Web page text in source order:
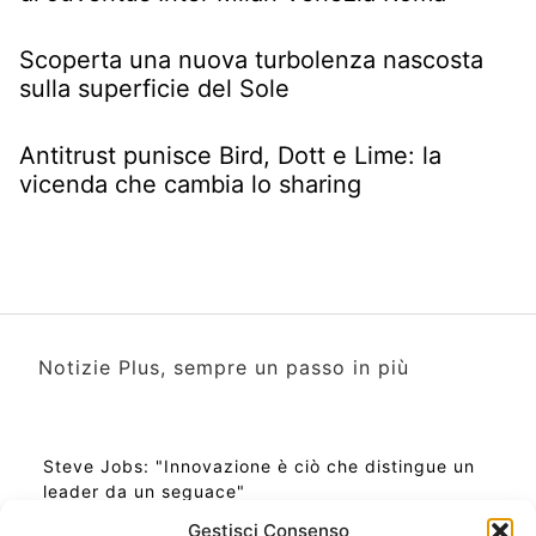
Gestisci Consenso
Scoperta una nuova turbolenza nascosta
sulla superficie del Sole
Antitrust punisce Bird, Dott e Lime: la
vicenda che cambia lo sharing
Notizie Plus, sempre un passo in più
Steve Jobs: "Innovazione è ciò che distingue un
leader da un seguace"